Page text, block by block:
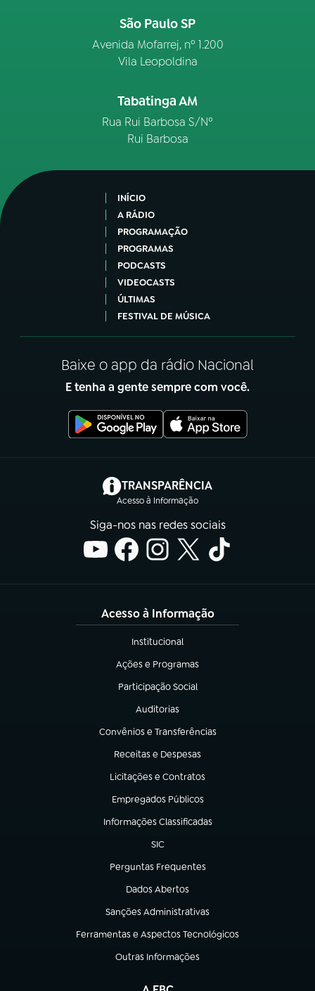
São Paulo SP
Avenida Mofarrej, nº 1.200
Vila Leopoldina
Tabatinga AM
Rua Rui Barbosa S/Nº
Rui Barbosa
INÍCIO
A RÁDIO
PROGRAMAÇÃO
PROGRAMAS
PODCASTS
VIDEOCASTS
ÚLTIMAS
FESTIVAL DE MÚSICA
Baixe o app da rádio Nacional
E tenha a gente sempre com você.
TRANSPARÊNCIA
Acesso à Informação
(abre em nova aba)
Siga-nos nas redes sociais
Acesso à Informação
Institucional
(abre em nova aba)
Ações e Programas
(abre em nova aba)
Participação Social
(abre em nova aba)
Auditorias
(abre em nova aba)
Convênios e Transferências
(abre em nova aba)
Receitas e Despesas
(abre em nova aba)
Licitações e Contratos
(abre em nova aba)
Empregados Públicos
(abre em nova aba)
Informações Classificadas
(abre em nova aba)
SIC
(abre em nova aba)
Perguntas Frequentes
(abre em nova aba)
Dados Abertos
(abre em nova aba)
Sanções Administrativas
(abre em nova aba)
Ferramentas e Aspectos Tecnológicos
(abre em nova aba)
Outras Informações
(abre em nova aba)